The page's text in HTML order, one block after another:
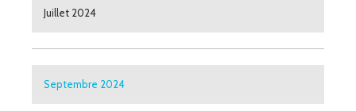
Juillet 2024
Septembre 2024